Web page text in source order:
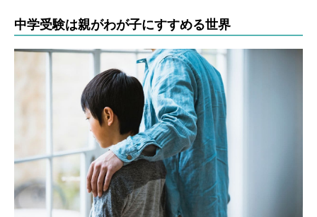
中学受験は親がわが子にすすめる世界